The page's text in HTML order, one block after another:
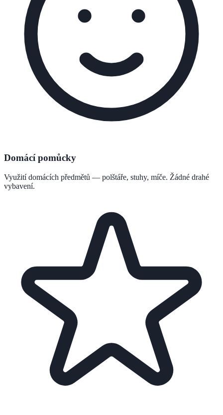
Domácí pomůcky
Využití domácích předmětů — polštáře, stuhy, míče. Žádné drahé
vybavení.